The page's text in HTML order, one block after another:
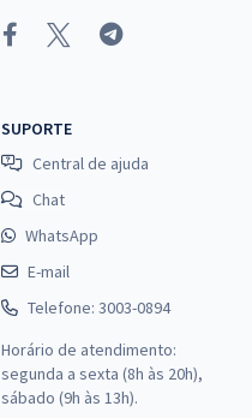
SUPORTE
Central de ajuda
Chat
WhatsApp
E-mail
Telefone: 3003-0894
Horário de atendimento:
segunda a sexta (8h às 20h),
sábado (9h às 13h).